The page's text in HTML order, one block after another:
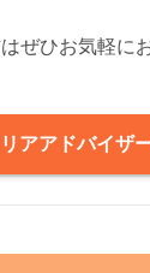
ぜひお気軽に
アアドバイザ